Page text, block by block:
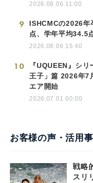
2026.08.06 11:00
9
ISHCMCの2026年
点、学年平均34.5
2026.08.06 15:40
10
『UQUEEN』シ
王子」篇 2026年7
エア開始
2026.07.01 00:00
お客様の声・活用
戦略
スリ